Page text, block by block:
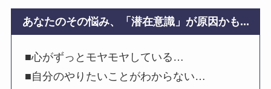
あなたのその悩み、「潜在意識」が原因かも...
■心がずっとモヤモヤしている…
■自分のやりたいことがわからない…